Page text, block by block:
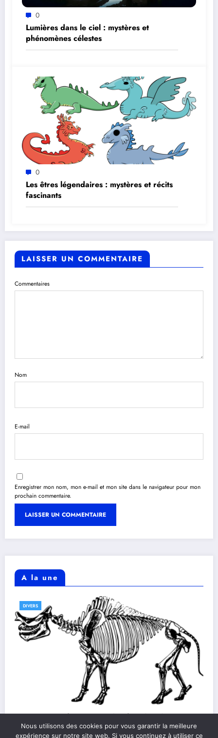
0
Lumières dans le ciel : mystères et
phénomènes célestes
0
Les êtres légendaires : mystères et récits
fascinants
LAISSER UN COMMENTAIRE
Commentaires
Nom
E-mail
Enregistrer mon nom, mon e-mail et mon site dans le navigateur pour mon
prochain commentaire.
A la une
DIVERS
Découverte fascinante des fossiles de
dinosaures rares
Nous utilisons des cookies pour vous garantir la meilleure
expérience sur notre site web. Si vous continuez à utiliser ce